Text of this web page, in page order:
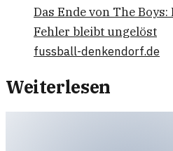
Das Ende von The
Fehler bleibt ungelöst
fussball-denkendorf.de
Weiterlesen